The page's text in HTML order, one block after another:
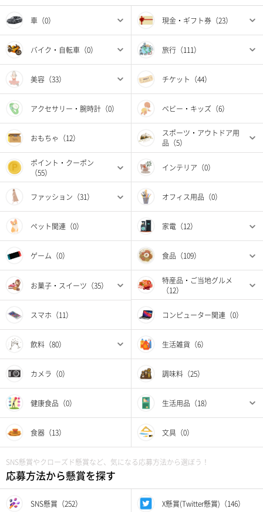
車（0） 現金・ギフト券（23）
バイク・自転車（0） 旅行（111）
美容（33） チケット（44）
アクセサリー・腕時計（0） ベビー・キッズ（6）
おもちゃ（12）
スポーツ・アウトドア用
品（5）
ポイント・クーポン
（55）
インテリア（0）
ファッション（31） オフィス用品（0）
ペット関連（0） 家電（12）
ゲーム（0） 食品（109）
お菓子・スイーツ（35）
特産品・ご当地グルメ
（12）
スマホ（11） コンピューター関連（0）
飲料（80） 生活雑貨（6）
カメラ（0） 調味料（25）
健康食品（0） 生活用品（18）
食器（13） 文具（0）
SNS懸賞やクローズド懸賞など、気になる応募方法から選ぼう！
応募方法から懸賞を探す
SNS懸賞（252） X懸賞(Twitter懸賞)（146）